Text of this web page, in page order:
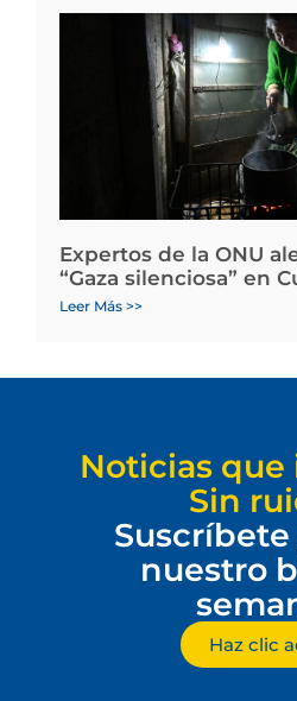
Expertos de la ONU
“Gaza silenciosa” en
Leer Más >>
Noticias
Sin
nuestro
Haz clic